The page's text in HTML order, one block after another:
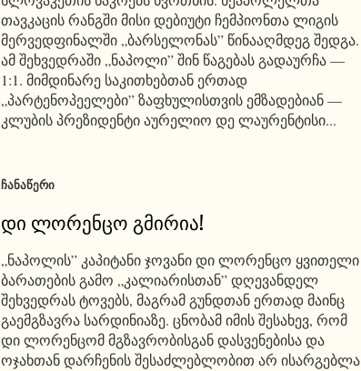
თავკაცის რანგში მისი დებიუტი ჩემპიონთა ლიგის
მერვედფინალში „ბარსელონას” წინააღმდეგ შედგა.
ამ შეხვედრაში „ნაპოლი” შინ წაგებას გადაურჩა —
1:1. მიმდინარე საკითხებთან ერთად
„პარტენოპეელები” ზაფხულისთვის ემზადებიან —
კლუბის პრეზიდენტი აურელიო დე ლაურენტისი...
ᲩᲐᲜᲐᲬᲔᲠᲘ
დი ლორენცო გმირია!
„ნაპოლის” კაპიტანი ჯოვანი დი ლორენცო ყვითელი
ბარათების გამო „კალიარისთან” დღევანდელ
შეხვედრას ტოვებს, მაგრამ გუნდთან ერთად მაინც
გაემგზავრა სარდინიაზე. ცნობამ იმის შესახევ, რომ
დი ლორენცომ მგზავრობისგან დასვენებისა და
ოჯახთან დარჩენის შესაძლებლობით არ ისარგებლა